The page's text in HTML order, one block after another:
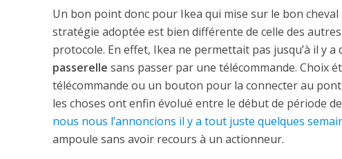
Un bon point donc pour Ikea qui mise sur le bon
stratégie adoptée est bien différente de celle des
protocole. En effet, Ikea ne permettait pas jusqu’à il y a
passerelle sans passer par une télécommande. Choix
télécommande ou un bouton pour la connecter au
les choses ont enfin évolué entre le début de période
nous nous l’annoncions il y a tout juste quelques
ampoule sans avoir recours à un actionneur.